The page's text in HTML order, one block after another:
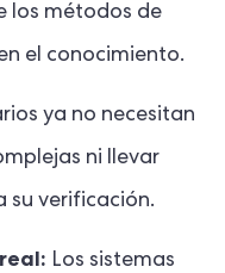
los métodos de
el conocimiento.
ya no necesitan
ni llevar
su verificación.
Los sistemas